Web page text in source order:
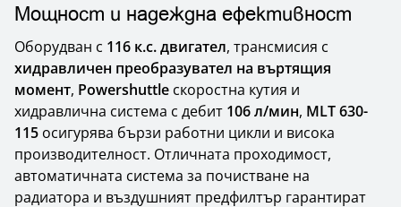
Мощност и надеждна ефективност
Оборудван с 116 к.с. двигател, трансмисия с
хидравличен преобразувател на въртящия
момент, Powershuttle скоростна кутия и
хидравлична система с дебит 106 л/мин, MLT 630-
115 осигурява бързи работни цикли и висока
производителност. Отличната проходимост,
автоматичната система за почистване на
радиатора и въздушният предфилтър гарантират